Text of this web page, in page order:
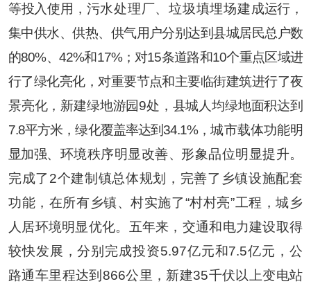
等投入使用， 污水处理厂、垃圾填埋场建成运行，
集中供水、供热、供气用户分别达到县城居民总户数
的80%、 42%和17%；对15条道路和10个重点区域进
行了绿化亮化，对重要节点和主要临街建筑进行了夜
景亮化，新建绿地游园9处，县城人均绿地面积达到
7.8平方米，绿化覆盖率达到34.1%，城市载体功能明
显加强、环境秩序明显改善、 形象品位明显提升。
完成了 2个建制镇总体规划，完善了乡镇设施配套
功能，在所有乡镇、村实施了“村村亮”工程，城乡
人居环境明显优化。五年来，交通和电力建设取得
较快发展，分别完成投资5.97亿元和7.5亿元，公
路通车里程达到 866公里，新建35千伏以上变电站